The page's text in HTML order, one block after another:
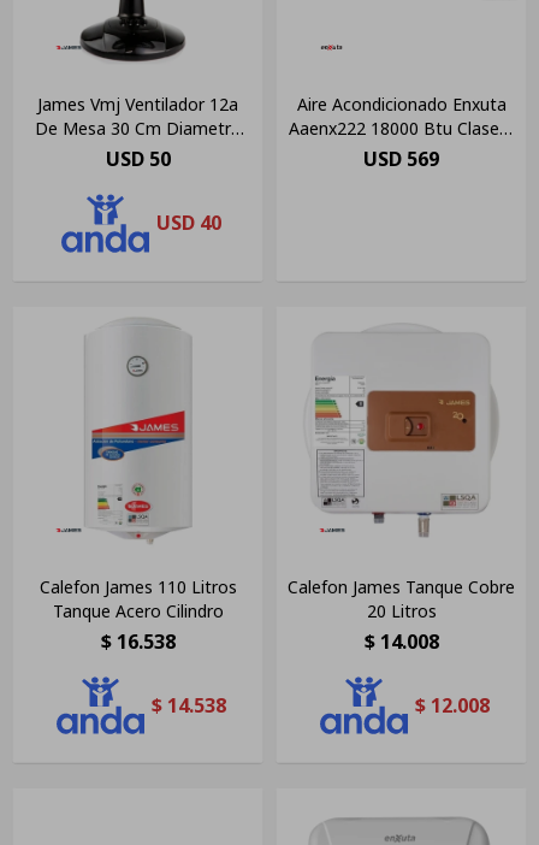
James Vmj Ventilador 12a
De Mesa 30 Cm Diametro
40 W
USD 50
USD 40
Aire Acondicionado Enxuta
Aaenx222 18000 Btu Clase C
Color Blanco
USD 569
Calefon James 110 Litros
Tanque Acero Cilindro
$ 16.538
$ 14.538
Calefon James Tanque Cobre
20 Litros
$ 14.008
$ 12.008